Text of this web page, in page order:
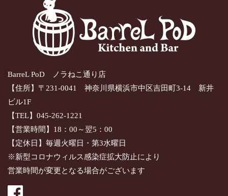
BarreL PoD ノラねこ通り店
【住所】〒231-0041 神奈川県横浜市中区吉田町3-14 新井
ビル1F
【TEL】045-262-1221
【営業時間】18：00～翌5：00
【定休日】毎週火曜日・第3水曜日
※新型コロナウィルス感染症拡大防止により
営業時間が変更となる場合がございます